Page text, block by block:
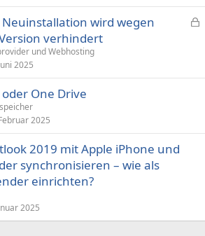
p
e
e
Neuinstallation wird wegen
verhindert
und Webhosting
2025
One Drive
2025
2019 mit Apple iPhone und
synchronisieren – wie als
einrichten?
2025